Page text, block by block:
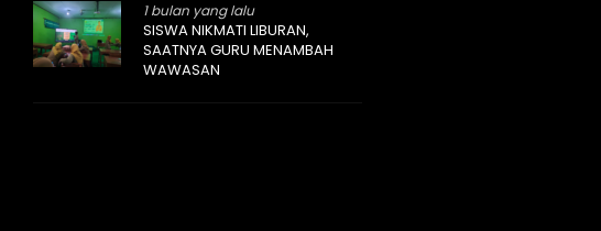
1 bulan yang lalu
SISWA NIKMATI LIBURAN,
SAATNYA GURU MENAMBAH
WAWASAN